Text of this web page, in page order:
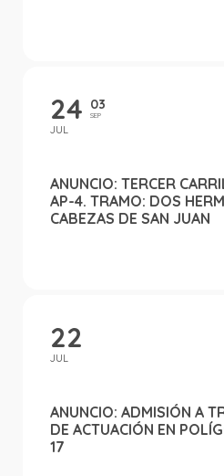
24
JUL
03
SEP
ANUNCIO: TERCER
AP-4. TRAMO: DOS
CABEZAS DE SAN JUAN
22
JUL
ANUNCIO: ADMISIÓN A
DE ACTUACIÓN EN
17